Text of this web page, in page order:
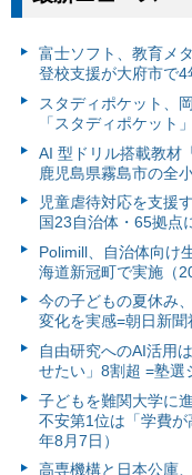
富⼠ソフト、教育メ
登校支援が大府市で4
スタディポケット、
「スタディポケット
AI 型ドリル搭載教材
鹿児島県霧島市の全
児童虐待対応を支援
国23自治体・65拠点
Polimill、自治体向け
海道新冠町で実施（
今の子どもの夏休み
変化を実感=朝日新聞
自由研究へのAI活用
せたい」8割超 =塾選
子どもを難関大学に
不安第1位は「学費
年8月7日）
高専機構と日本公庫